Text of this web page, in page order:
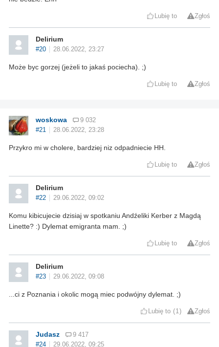
Lubię to Zgłoś
Delirium
#20 28.06.2022, 23:27
Może byc gorzej (jeżeli to jakaś pociecha). ;)
Lubię to Zgłoś
woskowa
9 032
#21
28.06.2022, 23:28
Przykro mi w cholere, bardziej niz odpadniecie HH.
Lubię to Zgłoś
Delirium
#22 29.06.2022, 09:02
Komu kibicujecie dzisiaj w spotkaniu Andźeliki Kerber z Magdą
Linette? :) Dylemat emigranta mam. ;)
Lubię to Zgłoś
Delirium
#23 29.06.2022, 09:08
...ci z Poznania i okolic mogą miec podwójny dylemat. ;)
Lubię to 1 Zgłoś
Judasz
9 417
#24
29.06.2022, 09:25